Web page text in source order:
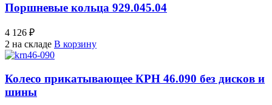
Поршневые кольца 929.045.04
4 126 ₽
2 на складе В корзину
Колесо прикатывающее КРН 46.090 без дисков и
шины